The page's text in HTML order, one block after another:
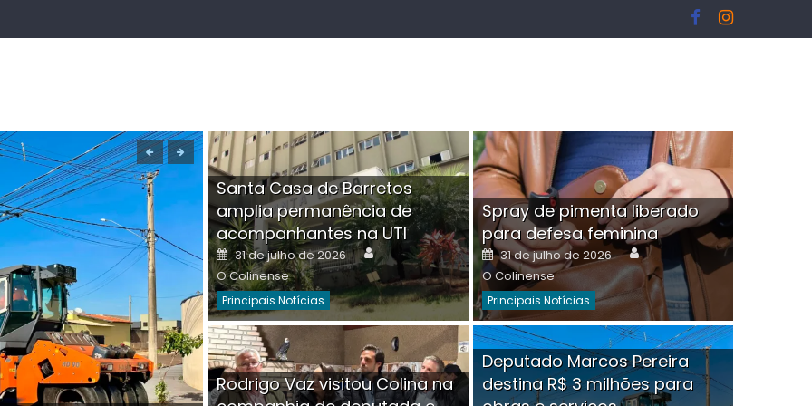
Boutique na Av. Ângelo Martins Tristão é
invadida por criminoso mascarado
Santa Casa de Barretos
amplia permanência de
acompanhantes na UTI
Posted
on
31 de julho de 2026 Author
O Colinense
Principais Notícias
Spray de pimenta liberado
para defesa feminina
Posted
on
31 de julho de 2026 Author
O Colinense
Principais Notícias
Rodrigo Vaz visitou Colina na
Deputado Marcos Pereira
destina R$ 3 milhões para